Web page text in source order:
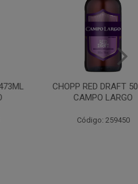
CHOPP RED DRAFT 500ML
CAMPO LARGO
Código: 259450